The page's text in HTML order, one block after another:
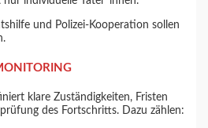
und Polizei-Kooperation sollen
klare Zuständigkeiten, Fristen
des Fortschritts. Dazu zählen: